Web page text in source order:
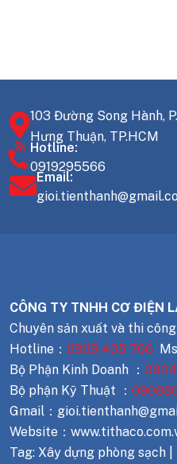
103 Đường Song Hành,
Hưng Thuận, TP.HCM
Hotline:
0919295566
Email:
CÔNG TY TNHH CƠ ĐIỆN
Chuyên sản xuất và thi
Hotline： 0909 405 766
Bộ Phận Kinh Doanh ：
Bộ phận Kỹ Thuật ：
Gmail：
Website：
Tag: Xây dựng phòng sạch